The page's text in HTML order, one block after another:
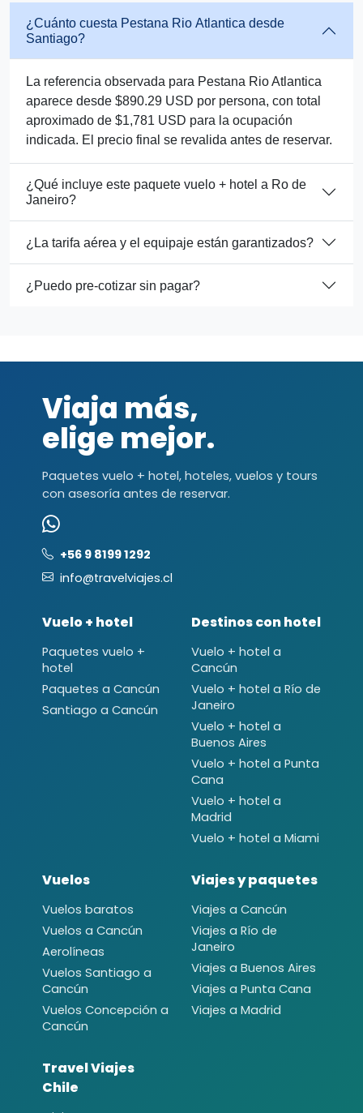
¿Cuánto cuesta Pestana Rio Atlantica desde
Santiago?
La referencia observada para Pestana Rio Atlantica
aparece desde $890.29 USD por persona, con total
aproximado de $1,781 USD para la ocupación
indicada. El precio final se revalida antes de reservar.
¿Qué incluye este paquete vuelo + hotel a Ro de
Janeiro?
¿La tarifa aérea y el equipaje están garantizados?
¿Puedo pre-cotizar sin pagar?
Viaja más,
elige mejor.
Paquetes vuelo + hotel, hoteles, vuelos y tours
con asesoría antes de reservar.
+56 9 8199 1292
info@travelviajes.cl
Vuelo + hotel
Paquetes vuelo +
hotel
Paquetes a Cancún
Santiago a Cancún
Destinos con hotel
Vuelo + hotel a
Cancún
Vuelo + hotel a Río de
Janeiro
Vuelo + hotel a
Buenos Aires
Vuelo + hotel a Punta
Cana
Vuelo + hotel a
Madrid
Vuelo + hotel a Miami
Vuelos
Vuelos baratos
Vuelos a Cancún
Aerolíneas
Vuelos Santiago a
Cancún
Vuelos Concepción a
Cancún
Viajes y paquetes
Viajes a Cancún
Viajes a Río de
Janeiro
Viajes a Buenos Aires
Viajes a Punta Cana
Viajes a Madrid
Travel Viajes
Chile